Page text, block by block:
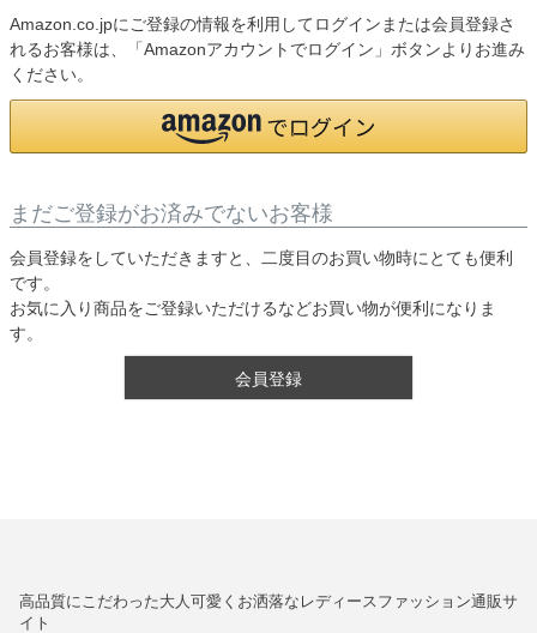
Amazon.co.jpにご登録の情報を利用してログインまたは会員登録さ
れるお客様は、「Amazonアカウントでログイン」ボタンよりお進み
ください。
まだご登録がお済みでないお客様
会員登録をしていただきますと、二度目のお買い物時にとても便利
です。
お気に入り商品をご登録いただけるなどお買い物が便利になりま
す。
会員登録
高品質にこだわった大人可愛くお洒落なレディースファッション通販サ
イト